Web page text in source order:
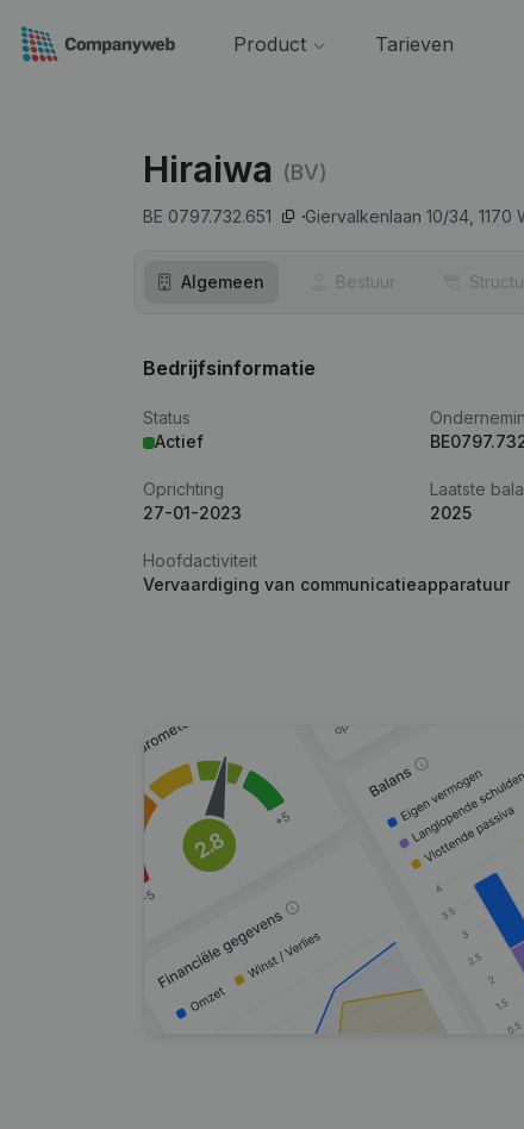
Product Tarieven
Hiraiwa (BV)
BE 0797.732.651 Giervalkenlaan 10/34, 1170
Algemeen Bestuur
Bedrijfsinformatie
Status
Actief
Oprichting
27-01-2023
Laatste
2025
Hoofdactiviteit
Vervaardiging van communicatieapparatuur